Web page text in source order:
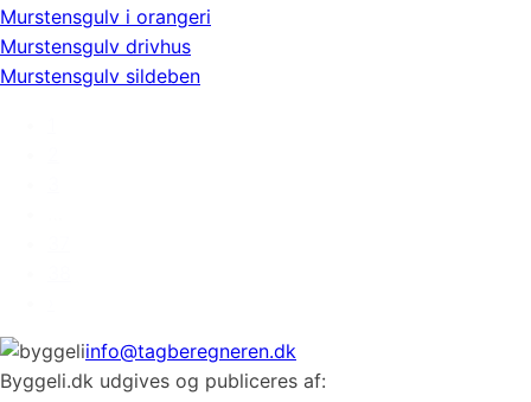
Murstensgulv i orangeri
Murstensgulv drivhus
Murstensgulv sildeben
info@tagberegneren.dk
Byggeli.dk udgives og publiceres af: